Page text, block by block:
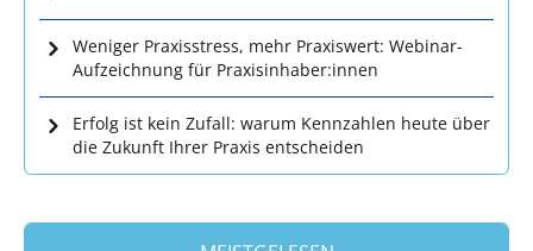
Weniger Praxisstress, mehr Praxiswert: Webinar-
Aufzeichnung für Praxisinhaber:innen
Erfolg ist kein Zufall: warum Kennzahlen heute über
die Zukunft Ihrer Praxis entscheiden